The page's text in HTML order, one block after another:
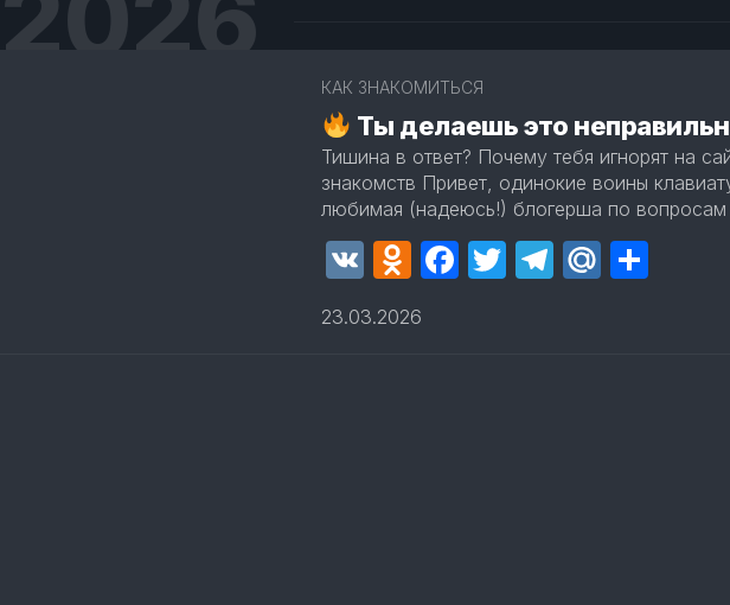
КАК ЗНАКОМИТЬСЯ
Ты делаешь это
Тишина в ответ? Почему тебя игнорят на
знакомств Привет, одинокие воины
любимая (надеюсь!) блогерша по
VK Odnoklassniki
Facebook
Twitter
Telegram
Mail.Ru
23.03.2026